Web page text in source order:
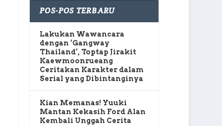
POS-POS TERBARU
Lakukan Wawancara
dengan ‘Gangway
Thailand’, Toptap Jirakit
Kaewmoonrueang
Ceritakan Karakter dalam
Serial yang Dibintanginya
Kian Memanas! Yuuki
Mantan Kekasih Ford Alan
Kembali Unggah Cerita